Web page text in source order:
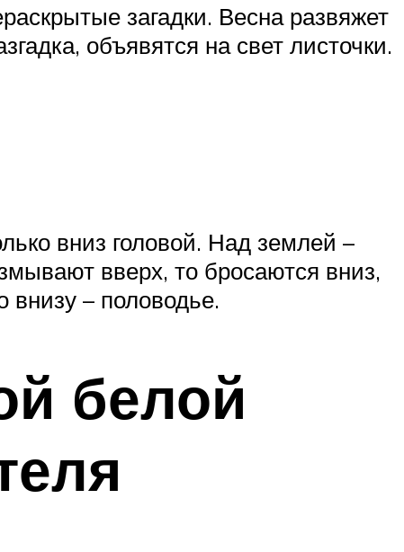
загадки. Весна развяжет
объявятся на свет листочки.
вниз головой. Над землей –
вверх, то бросаются вниз,
внизу – половодье.
белой